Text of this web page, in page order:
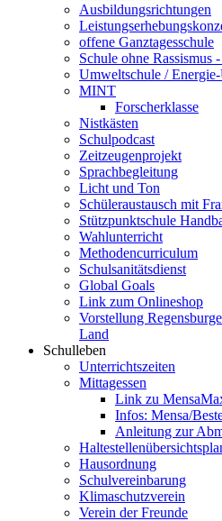
Ausbildungsrichtungen
offene Ganztagesschule
Schule ohne Rassismus
Umweltschule /
MINT
Forscherklasse
Nistkästen
Schulpodcast
Zeitzeugenprojekt
Sprachbegleitung
Licht und Ton
Schüleraustausch mit
Stützpunktschule
Wahlunterricht
Methodencurriculum
Schulsanitätsdienst
Global Goals
Link zum Onlineshop
Vorstellung
Land
Schulleben
Unterrichtszeiten
Mittagessen
Link zu
Infos: Mensa/
Anleitung zur
Hausordnung
Schulvereinbarung
Klimaschutzverein
Verein der Freunde